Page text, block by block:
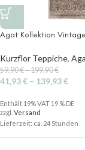
Agat Kollektion
Kurzflor Teppiche,
59,90€–199,90€
41,93€ – 139,93€
Enthält 19% VAT 19 % DE
zzgl. Versand
Lieferzeit: ca. 24 Stunden